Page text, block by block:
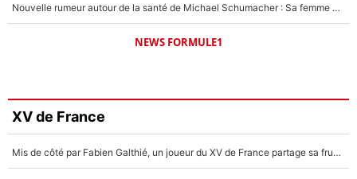
Nouvelle rumeur autour de la santé de Michael Schumacher : Sa femme Corinna sort du silence
NEWS FORMULE1
XV de France
Mis de côté par Fabien Galthié, un joueur du XV de France partage sa frustration : «ils ne me l’ont pas dit tout de suite»